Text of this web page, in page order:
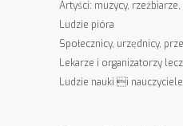
Artyści: muzycy,
Ludzie pióra
Społecznicy, urzędnicy,
Lekarze i organizatorzy
Ludzie nauki i nauczyciele